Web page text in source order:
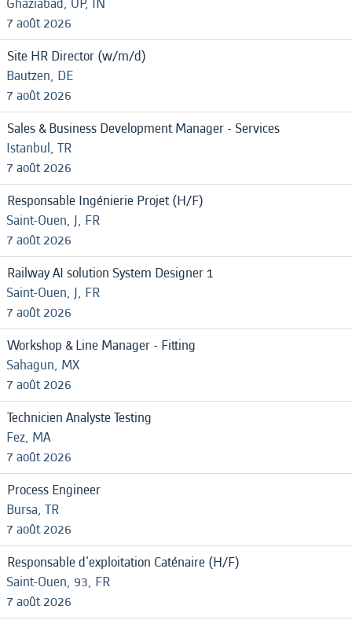
7 août 2026
Site HR Director (w/m/d)
Bautzen, DE
7 août 2026
Sales & Business Development Manager - Services
Istanbul, TR
7 août 2026
Responsable Ingénierie Projet (H/F)
Saint-Ouen, J, FR
7 août 2026
Railway AI solution System Designer 1
Saint-Ouen, J, FR
7 août 2026
Workshop & Line Manager - Fitting
Sahagun, MX
7 août 2026
Technicien Analyste Testing
Fez, MA
7 août 2026
Process Engineer
Bursa, TR
7 août 2026
Responsable d'exploitation Caténaire (H/F)
Saint-Ouen, 93, FR
7 août 2026